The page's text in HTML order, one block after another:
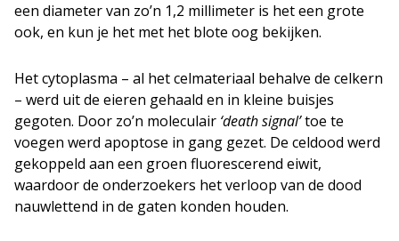
een diameter van zo’n 1,2 millimeter is het een grote
ook, en kun je het met het blote oog bekijken.
Het cytoplasma – al het celmateriaal behalve de celkern
– werd uit de eieren gehaald en in kleine buisjes
gegoten. Door zo’n moleculair ‘death signal’toe te
voegen werd apoptose in gang gezet. De celdood werd
gekoppeld aan een groen fluorescerend eiwit,
waardoor de onderzoekers het verloop van de dood
nauwlettend in de gaten konden houden.